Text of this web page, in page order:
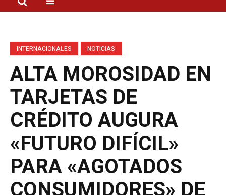
INTERNACIONALES NOTICIAS
ALTA MOROSIDAD EN
TARJETAS DE
CRÉDITO AUGURA
«FUTURO DIFÍCIL»
PARA «AGOTADOS